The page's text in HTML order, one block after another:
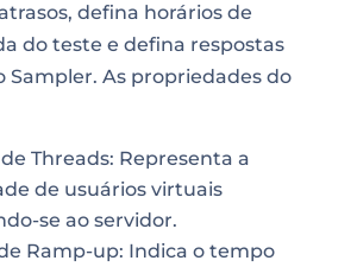
defina horários de
do teste e defina respostas
Sampler. As propriedades do
Threads: Representa a
de usuários virtuais
se ao servidor.
Ramp-up: Indica o tempo